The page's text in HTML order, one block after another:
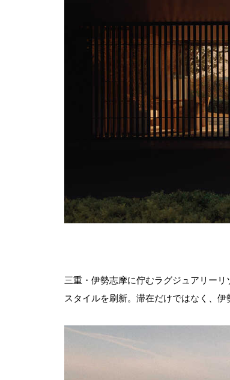
三重・伊勢志摩に佇むラグジュアリー
スタイルを刷新。滞在だけではなく、